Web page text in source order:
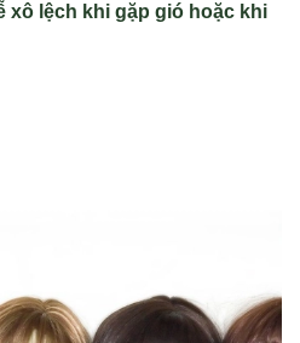
xô lệch khi gặp gió hoặc khi